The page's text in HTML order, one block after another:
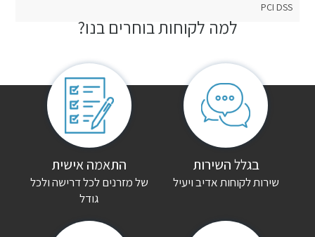
PCI DSS
אין עדיין חוות דעת.
היה הראשון לכתוב סקירה “בסיס מרופד שובל”
האימייל לא יוצג באתר.
שדות החובה מסומנים
למה לקוחות בוחרים בנו?
בגלל השירות
שירות לקוחות אדיב ויעיל
התאמה אישית
של מזרנים לכל דרישה ולכל
גודל